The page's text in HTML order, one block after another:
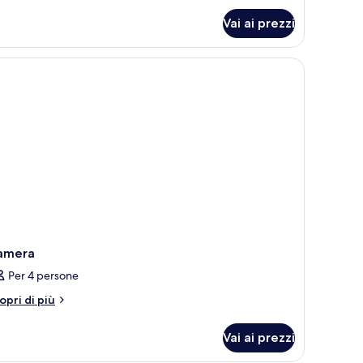
Vai ai prezzi
Per 4 persone
di più
Vai ai prezzi